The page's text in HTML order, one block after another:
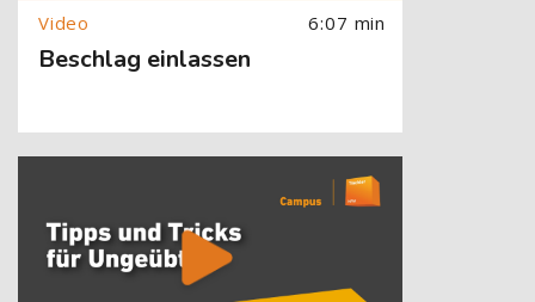
6:07 min
Beschlag einlassen
[Cocoon] About (Text with Image) überspringen